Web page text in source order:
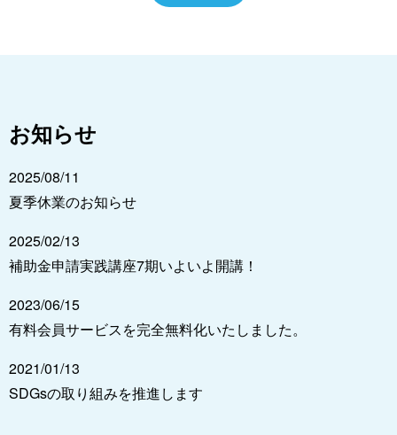
お知らせ
2025/08/11
夏季休業のお知らせ
2025/02/13
補助金申請実践講座7期いよいよ開講！
2023/06/15
有料会員サービスを完全無料化いたしました。
2021/01/13
SDGsの取り組みを推進します